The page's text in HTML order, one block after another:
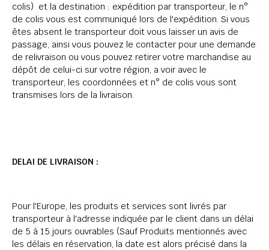
colis) et la destination : expédition par transporteur, le n°
de colis vous est communiqué lors de l'expédition. Si vous
êtes absent le transporteur doit vous laisser un avis de
passage, ainsi vous pouvez le contacter pour une demande
de relivraison ou vous pouvez retirer votre marchandise au
dépôt de celui-ci sur votre région, a voir avec le
transporteur, les coordonnées et n° de colis vous sont
transmises lors de la livraison.
DELAI DE LIVRAISON :
Pour l'Europe, les produits et services sont livrés par
transporteur à l'adresse indiquée par le client dans un délai
de 5 à 15 jours ouvrables (Sauf Produits mentionnés avec
les délais en réservation, la date est alors précisé dans la